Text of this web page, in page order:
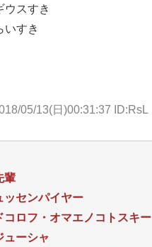
ウスすき
いすき
05/13(日)00:31:37 ID:RsL
輩
ッセンパイヤー
ロフ・オマエノコトスキー
ーシャ